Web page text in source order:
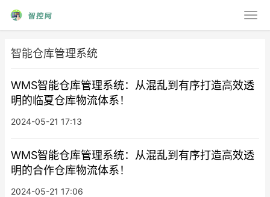
智能仓库管理系统
WMS智能仓库管理系统：从混乱到有序打造高效透
明的临夏仓库物流体系！
2024-05-21 17:13
WMS智能仓库管理系统：从混乱到有序打造高效透
明的合作仓库物流体系！
2024-05-21 17:06